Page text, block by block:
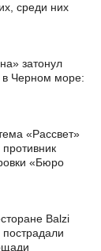
среди них
затонул
в Черном море:
«Рассвет»
«Бюро
Balzi